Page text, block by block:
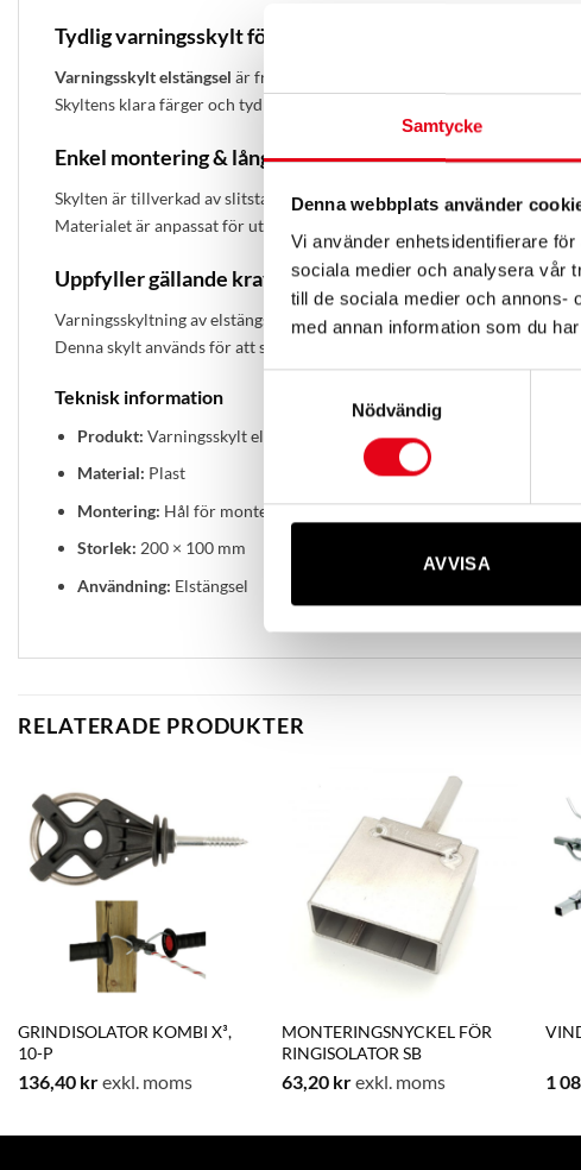
Samtycke
Denna webbplats använder
Vi använder enhetsidentifierare
sociala medier och analysera vår
till de sociala medier och annons-
med annan information som du
Nödvändig
AVVISA
Tydlig varningsskylt för elstängsel
Varningsskylt elstängsel är framtagen för att tydligt markera elstängsel
Skyltens klara färger och tydliga symboler gör den lätt att
Enkel montering & lång hållbarhet
Skylten är tillverkad av slitstark plast och försedd med hål som gör det
Materialet är anpassat för utomhusbruk och klarar väder och vind under
Uppfyller gällande krav
Varningsskyltning av elstängsel är obligatorisk enligt gällande regler.
Denna skylt används för att säkerställa korrekt märkning och ska
Teknisk information
Produkt: Varningsskylt elstängsel
Material: Plast
Montering: Hål för montering på eltråd
Storlek: 200 × 100 mm
Användning: Elstängsel
RELATERADE PRODUKTER
GRINDISOLATOR KOMBI X³,
10-P
136,40 krexkl. moms
MONTERINGSNYCKEL FÖR
RINGISOLATOR SB
63,20 krexkl. moms 1